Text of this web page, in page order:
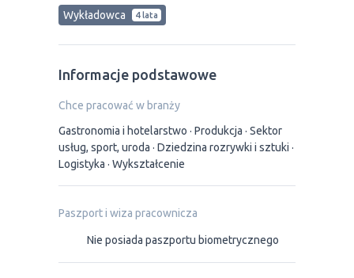
Wykładowca 4 lata
Informacje podstawowe
Chce pracować w branży
Gastronomia i hotelarstwo
Produkcja
Sektor
usług, sport, uroda
Dziedzina rozrywki i sztuki
Logistyka
Wykształcenie
Paszport i wiza pracownicza
Nie posiada paszportu biometrycznego